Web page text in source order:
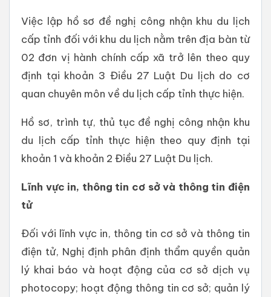
Việc lập hồ sơ đề nghị công nhận khu du lịch
cấp tỉnh đối với khu du lịch nằm trên địa bàn từ
02 đơn vị hành chính cấp xã trở lên theo quy
định tại khoản 3 Điều 27 Luật Du lịch do cơ
quan chuyên môn về du lịch cấp tỉnh thực hiện.
Hồ sơ, trình tự, thủ tục đề nghị công nhận khu
du lịch cấp tỉnh thực hiện theo quy định tại
khoản 1 và khoản 2 Điều 27 Luật Du lịch.
Lĩnh vực in, thông tin cơ sở và thông tin điện
tử
Đối với lĩnh vực in, thông tin cơ sở và thông tin
điện tử, Nghị định phân định thẩm quyền quản
lý khai báo và hoạt động của cơ sở dịch vụ
photocopy; hoạt động thông tin cơ sở; quản lý